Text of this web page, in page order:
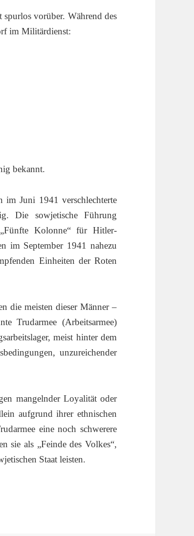
vorüber. Während des
im Militärdienst:
bekannt.
im Juni 1941 verschlechterte
Die sowjetische Führung
Kolonne“ für Hitler-
im September 1941 nahezu
Einheiten der Roten
die meisten dieser Männer –
Trudarmee (Arbeitsarmee)
meist hinter dem
unzureichender
mangelnder Loyalität oder
aufgrund ihrer ethnischen
eine noch schwerere
sie als „Feinde des Volkes“,
Staat leisten.